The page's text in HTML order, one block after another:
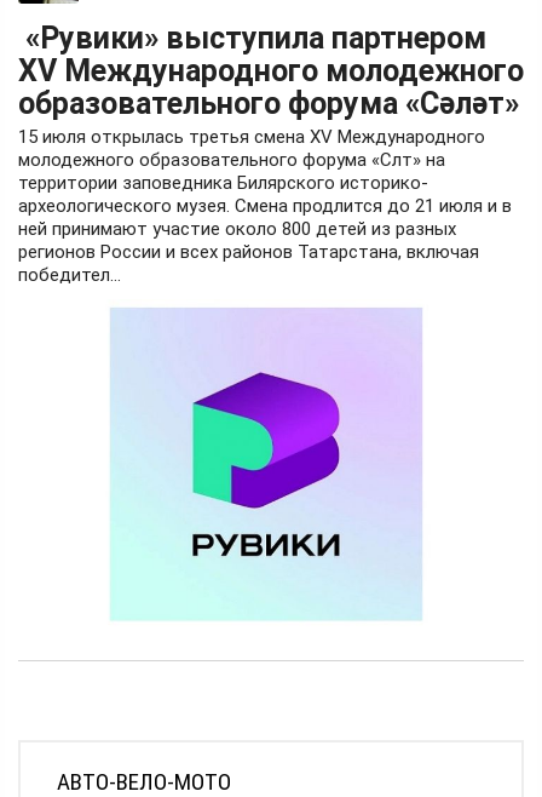
«Рувики» выступила партнером
XV Международного молодежного
образовательного форума «Сәләт»
15 июля открылась третья смена XV Международного
молодежного образовательного форума «Слт» на
территории заповедника Билярского историко-
археологического музея. Смена продлится до 21 июля и в
ней принимают участие около 800 детей из разных
регионов России и всех районов Татарстана, включая
победител...
АВТО-ВЕЛО-МОТО